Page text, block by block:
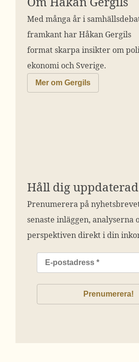
Med många år i
framkant har Håkan Gergils
format skarpa insikter om
ekonomi och Sverige.
Mer om Gergils
Håll dig uppdaterad
Prenumerera på
senaste inläggen, analyserna
perspektiven direkt i din